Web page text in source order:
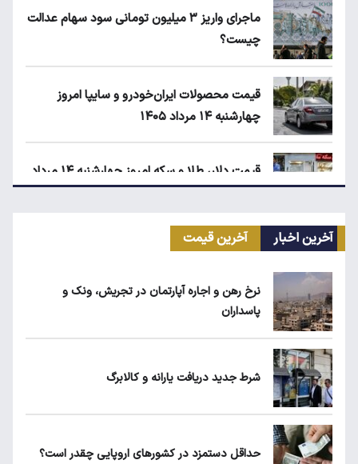
ماجرای واریز ۳ میلیون تومانی سود سهام عدالت
چیست؟
قیمت محصولات ایران‌خودرو و سایپا امروز
چهارشنبه ۱۴ مرداد ۱۴۰۵
قیمت دلار، طلا و سکه امروز چهارشنبه ۱۴ مرداد
۱۴۰۵
ابلاغیه جدید وزارت کار؛ چه کسانی از فهرست
آخرین اخبار آخرین قیمت
نرخ رهن و اجاره آپارتمان در تجریش، ونک و
پاسداران
شرط جدید دریافت یارانه و کالابرگ
حداقل دستمزد در کشورهای اروپایی چقدر است؟